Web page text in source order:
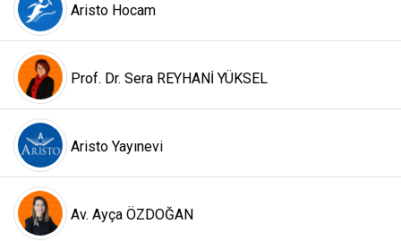
Aristo Hocam
Prof. Dr. Sera REYHANİ YÜKSEL
Aristo Yayınevi
Av. Ayça ÖZDOĞAN